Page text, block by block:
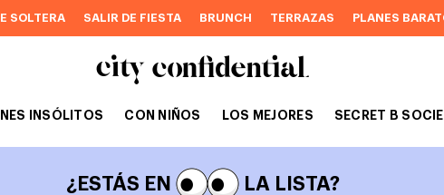
SOLTERA SALIR DE FIESTA BRUNCH TERRAZAS PLANES
INSÓLITOS CON NIÑOS LOS MEJORES SECRET B
¿ESTÁS EN
LA LISTA?